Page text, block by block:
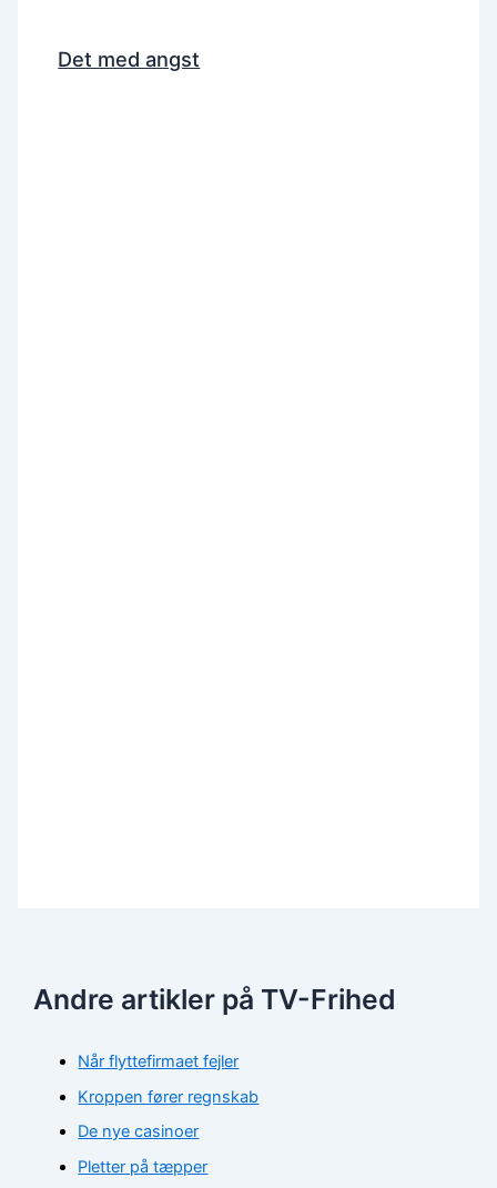
Det med angst
Andre artikler på TV-Frihed
Når flyttefirmaet fejler
Kroppen fører regnskab
De nye casinoer
Pletter på tæpper